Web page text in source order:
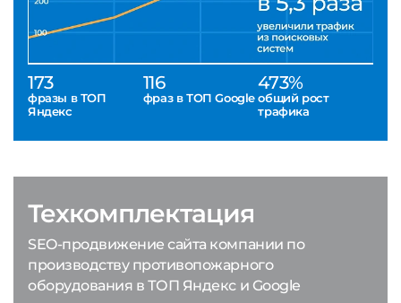
173
фразы в ТОП
Яндекс
116
фраз в ТОП Google
473%
общий рост
трафика
Техкомплектация
SEO-продвижение сайта компании по
производству противопожарного
оборудования в ТОП Яндекс и Google